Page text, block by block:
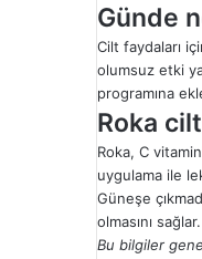
Günde
Cilt faydaları
olumsuz etki
programına
Roka
Roka, C
uygulama ile
Güneşe
olmasını sağlar.
Bu bilgiler